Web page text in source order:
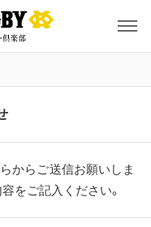
からご送信お願いしま
をご記入ください。